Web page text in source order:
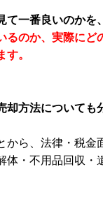
一番良いのかを
のか、実際にど
。
方法についても
ら、法律・税金
・不用品回収・